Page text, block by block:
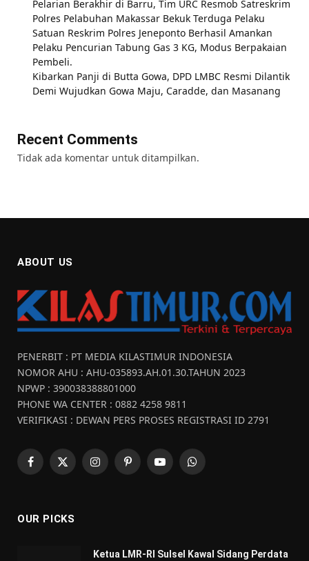
Pelarian Berakhir di Barru, Tim URC Resmob Satreskrim
Polres Pelabuhan Makassar Bekuk Terduga Pelaku
Satuan Reskrim Polres Jeneponto Berhasil Amankan
Pelaku Pencurian Tabung Gas 3 KG, Modus Berpakaian
Pembeli.
Kibarkan Panji di Butta Gowa, DPD LMBC Resmi Dilantik
Demi Wujudkan Gowa Maju, Caradde, dan Masanang
Recent Comments
Tidak ada komentar untuk ditampilkan.
ABOUT US
PENERBIT : PT MEDIA KILASTIMUR INDONESIA
NOMOR AHU : AHU-035893.AH.01.30.TAHUN 2023
NPWP : 390038388801000
PHONE WA CENTER : 0882 4258 9811
VERIFIKASI : DEWAN PERS PROSES REGISTRASI ID 2791
Facebook
X
InstagramPinterestYouTubeWhatsApp
OUR PICKS
Ketua LMR-RI Sulsel Kawal Sidang Perdata